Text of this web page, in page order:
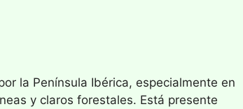
la Península Ibérica, especialmente en
y claros forestales. Está presente